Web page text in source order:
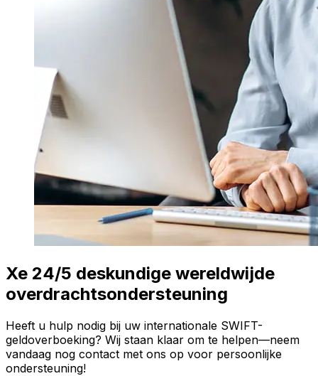
Xe 24/5 deskundige wereldwijde
overdrachtsondersteuning
Heeft u hulp nodig bij uw internationale SWIFT-
geldoverboeking? Wij staan klaar om te helpen—neem
vandaag nog contact met ons op voor persoonlijke
ondersteuning!